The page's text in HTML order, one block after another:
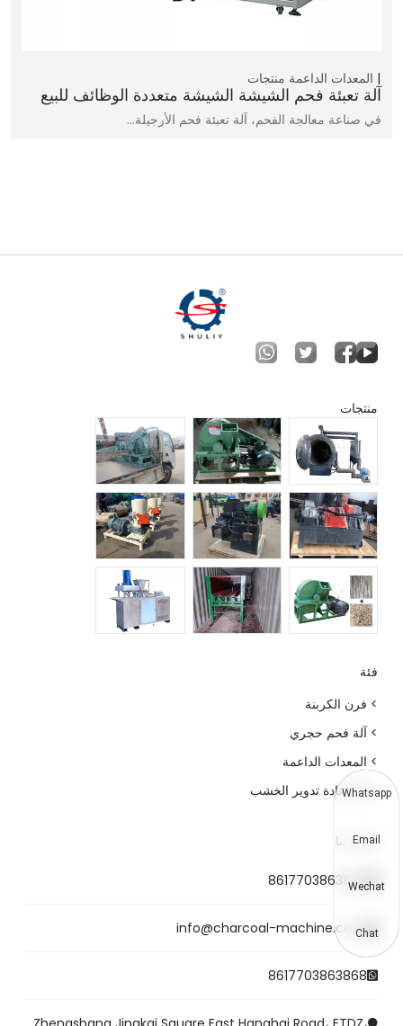
المعدات الداعمة منتجات
آلة تعبئة فحم الشيشة الشيشة متعددة الوظائف للبيع
في صناعة معالجة الفحم، آلة تعبئة فحم الأرجيلة…
منتجات
فئة
> فرن الكربنة
> آلة فحم حجري
> المعدات الداعمة
> آلة إعادة تدوير الخشب
اتصل بنا
8617703863868
info@charcoal-machine.com
8617703863868
Whatsapp
Email
Wechat
Chat